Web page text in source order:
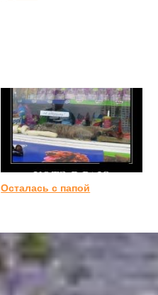
Осталась с папой